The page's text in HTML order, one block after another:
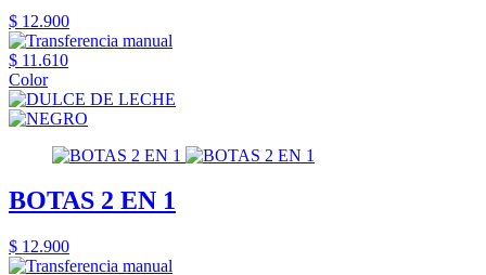
$ 12.900
$ 11.610
Color
BOTAS 2 EN 1
$ 12.900